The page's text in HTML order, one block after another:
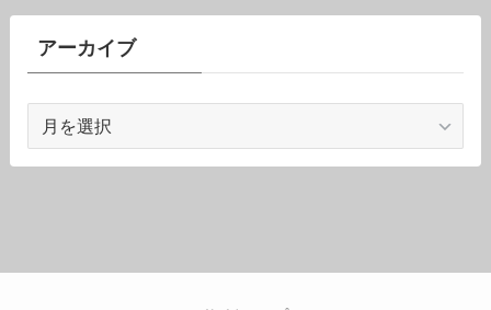
リ
ーアーカイブ
カ